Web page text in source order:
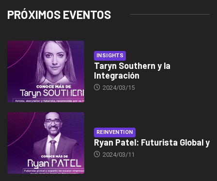
PRÓXIMOS EVENTOS
INSIGHTS
Taryn Southern y la
Integración
2024/03/15
REINVENTION
Ryan Patel: Futurista Global y
2024/03/11